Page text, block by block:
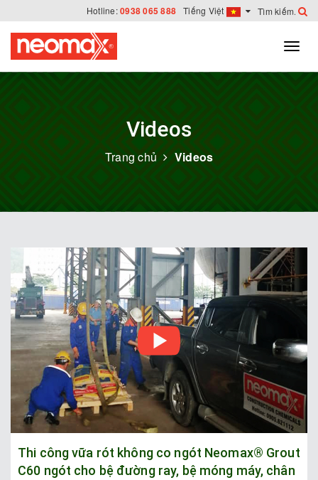
Tiếng Việt
Hotline:0938 065 888
Videos
Trang chủ Videos
Thi công vữa rót không co ngót Neomax® Grout
C60 ngót cho bệ đường ray, bệ móng máy, chân